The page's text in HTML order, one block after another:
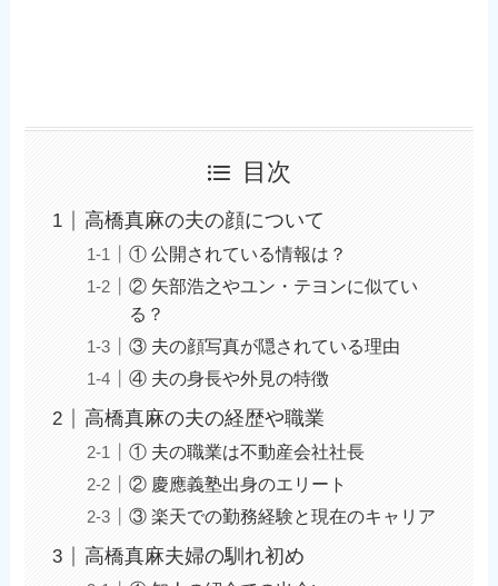
目次
高橋真麻の夫の顔について
① 公開されている情報は？
② 矢部浩之やユン・テヨンに似てい
る？
③ 夫の顔写真が隠されている理由
④ 夫の身長や外見の特徴
高橋真麻の夫の経歴や職業
① 夫の職業は不動産会社社長
② 慶應義塾出身のエリート
③ 楽天での勤務経験と現在のキャリア
高橋真麻夫婦の馴れ初め